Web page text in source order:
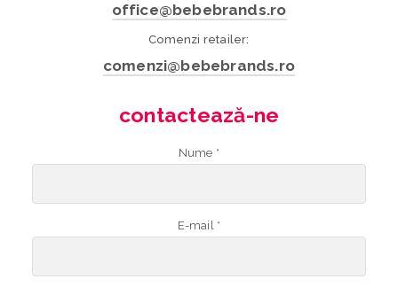
office@bebebrands.ro
Comenzi retailer:
comenzi@bebebrands.ro
contactează-ne
Nume *
E-mail *